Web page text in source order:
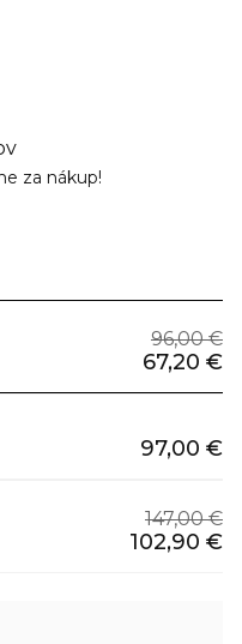
za nákup!
96,00 €
67,20 €
97,00 €
147,00 €
102,90 €